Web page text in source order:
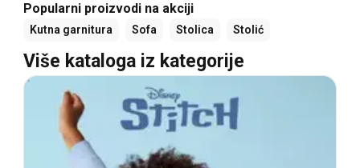
Popularni proizvodi na akciji
Kutna garnitura Sofa Stolica Stolić
Više kataloga iz kategorije